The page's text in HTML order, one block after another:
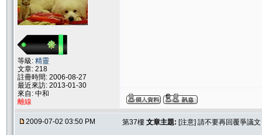
等級: 精靈
文章: 218
註冊時間: 2006-08-27
最近來訪: 2013-01-30
來自: 中和
離線
2009-07-02 03:50 PM 第37樓 文章主題: [注意] 請不要再回覆爭議